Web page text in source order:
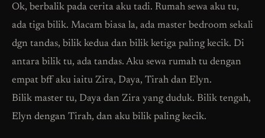
Ok, berbalik pada cerita aku tadi. Rumah sewa aku tu,
ada tiga bilik. Macam biasa la, ada master bedroom sekali
dgn tandas, bilik kedua dan bilik ketiga paling kecik. Di
antara bilik tu, ada tandas. Aku sewa rumah tu dengan
empat bff aku iaitu Zira, Daya, Tirah dan Elyn.
Bilik master tu, Daya dan Zira yang duduk. Bilik tengah,
Elyn dengan Tirah, dan aku bilik paling kecik.